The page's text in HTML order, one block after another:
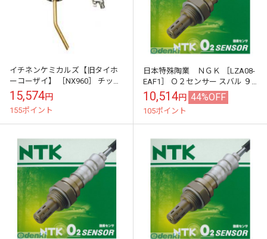
イチネンケミカルズ【旧タイホ
ーコーザイ】 ［NX960］ チップ
レジストガン(スプレーガン)
15,574円
155ポイント
日本特殊陶業 ＮＧＫ ［LZA08-
EAF1］ Ｏ２センサー スバル ９
６３２０ ＮＧＫ レガシィ ＢＰ５
ＢＬ５ 他
10,514円 44%OFF
105ポイント